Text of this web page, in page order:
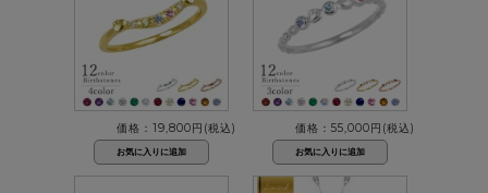
価格：19,800円(税込) 価格：55,000円(税込)